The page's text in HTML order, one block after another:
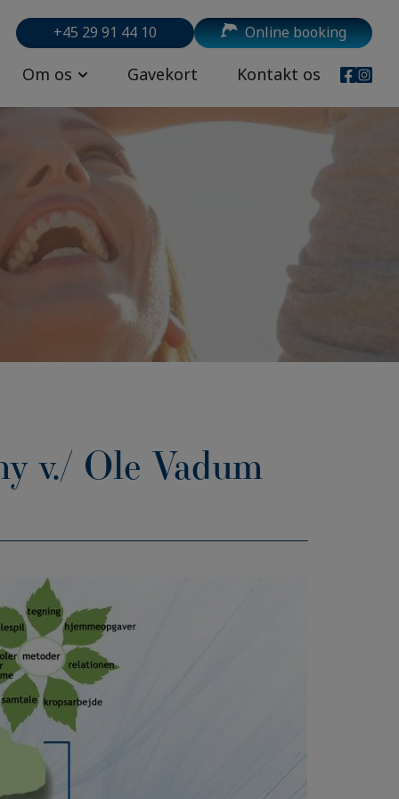
Om os Gavekort Kontakt os
+45 29 91 44 10 Online booking
v./ Ole Vadum